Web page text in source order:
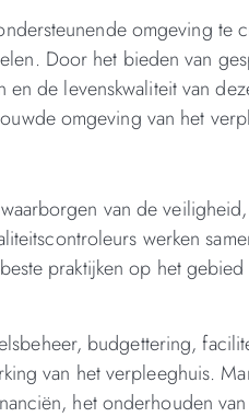
omgeving te
Door het bieden van
de levenskwaliteit van
omgeving van het
van de
werken
praktijken op het gebied
budgettering,
van het verpleeghuis.
het onderhouden